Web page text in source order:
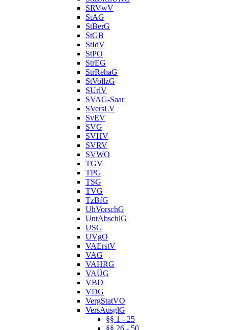
SRVwV
StAG
StBerG
StGB
StIdV
StPO
StrEG
StrRehaG
StVollzG
SUrlV
SVAG-Saar
SVersLV
SvEV
SVG
SVHV
SVRV
SVWO
TGV
TPG
TSG
TVG
TzBfG
UhVorschG
UntAbschlG
USG
UVgO
VAErstV
VAG
VAHRG
VAÜG
VBD
VDG
VergStatVO
VersAusglG
§§ 1 - 25
§§ 26 - 50